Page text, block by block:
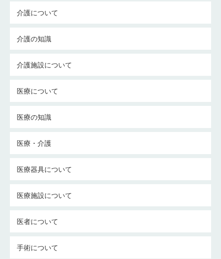
介護について
介護の知識
介護施設について
医療について
医療の知識
医療・介護
医療器具について
医療施設について
医者について
手術について